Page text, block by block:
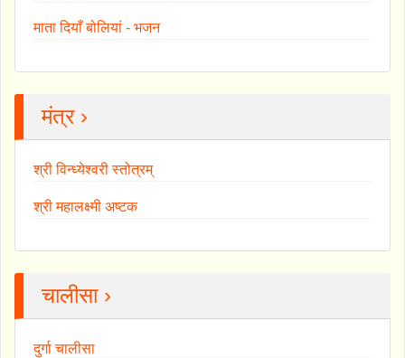
माता दियाँ बोलियां - भजन
मंत्र ›
श्री विन्ध्येश्वरी स्तोत्रम्
श्री महालक्ष्मी अष्टक
चालीसा ›
दुर्गा चालीसा